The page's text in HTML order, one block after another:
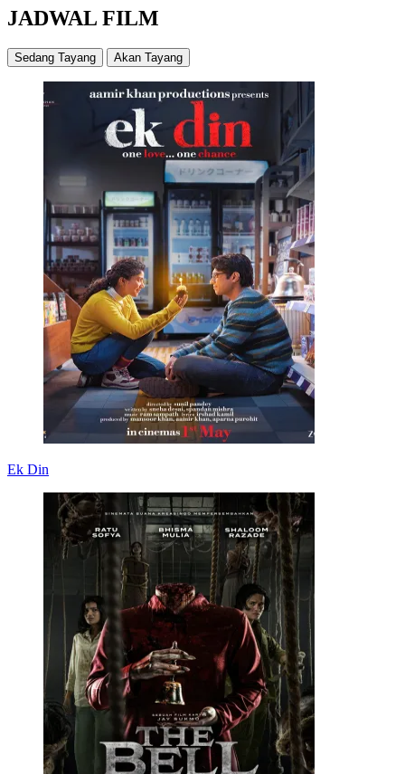
JADWAL FILM
Sedang Tayang Akan Tayang
Ek Din